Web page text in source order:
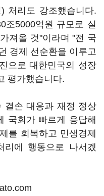
처리도 강조했습니다.
조5000억원 규모로 실
져올 것"이라며 "전 국
경제 선순환을 이루고
으로 대한민국의 성장
평가했습니다.
결손 대응과 재정 정상
국회가 빠르게 응답해
를 회복하고 민생경제
에 행동으로 나서겠